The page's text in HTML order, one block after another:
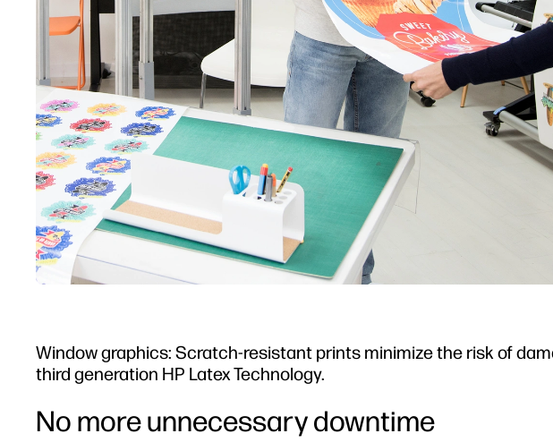
Window graphics: Scratch-resistant prints minimize the risk of
third generation HP Latex Technology.
No more unnecessary downtime